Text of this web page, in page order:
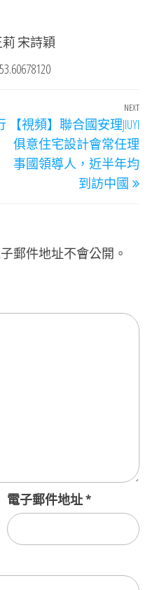
宋詩穎
Next
NEXT
【視頻】聯合國安理JIUYI
俱意住宅設計會常任理
事國領導人，近半年均
到訪中國
郵件地址不會公開。
電子郵件地址*